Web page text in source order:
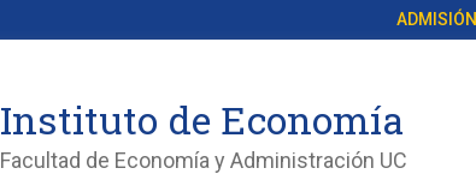
ADMISIÓN
Instituto de Economía
Facultad de Economía y Administración UC